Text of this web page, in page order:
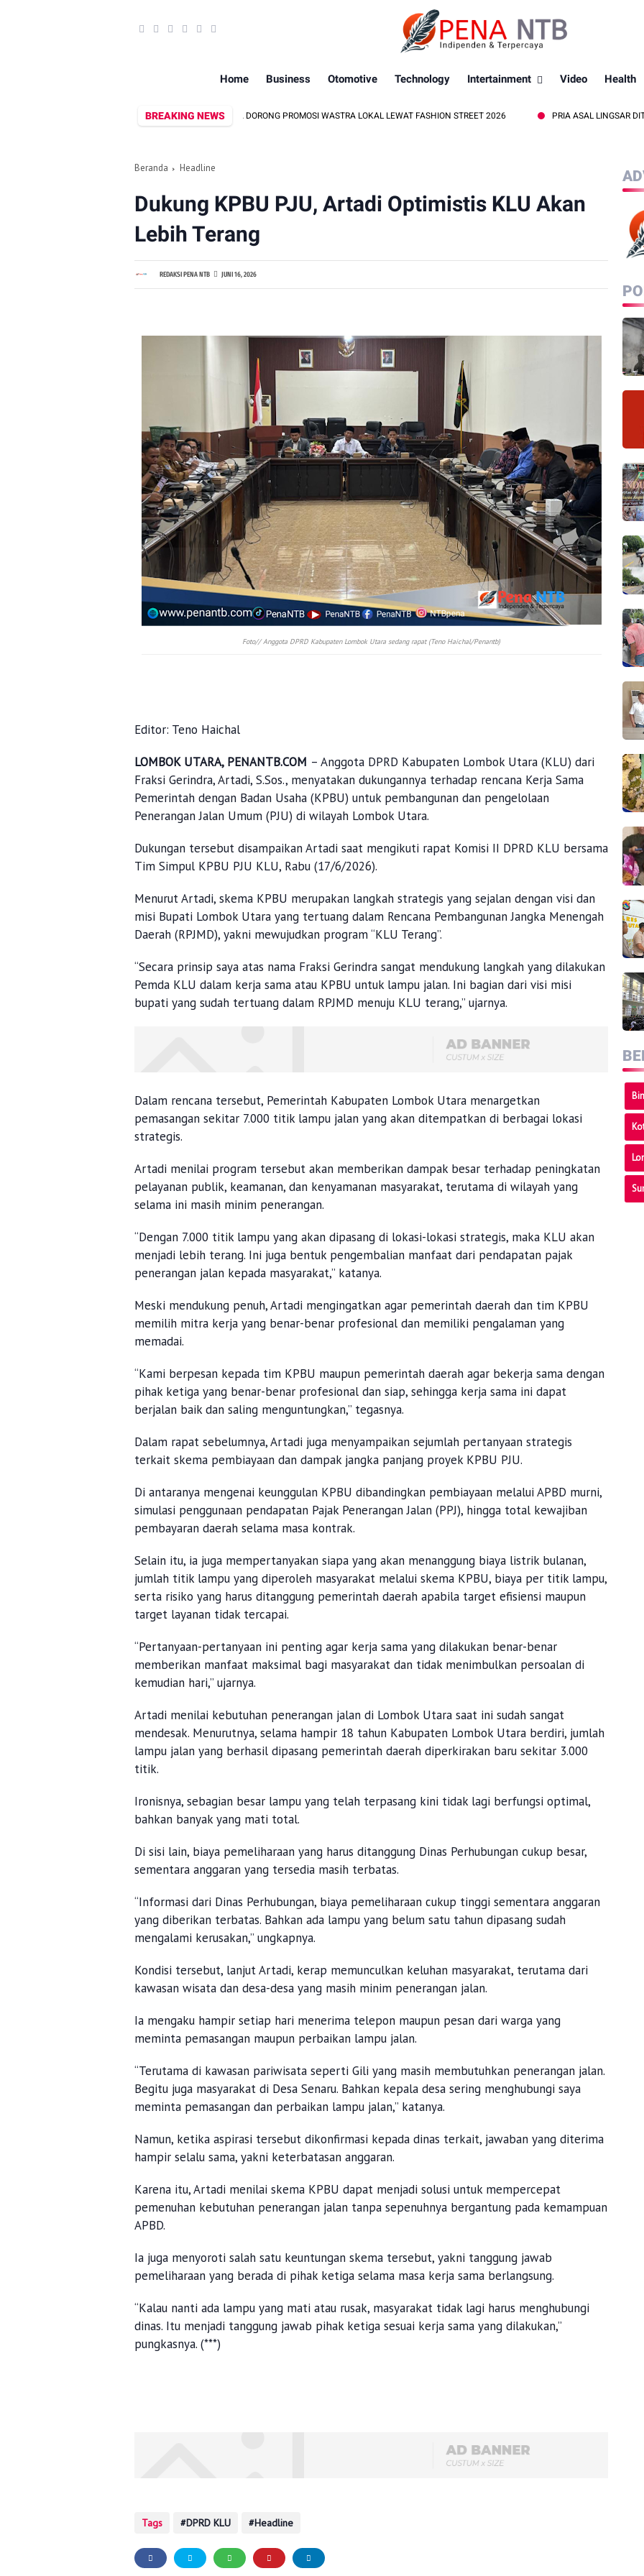
Home Business Otomotive Technology Intertainment Video Health
BREAKING NEWS
DEKRANASDA DAN DISPAR LOMBOK UTARA DORONG PROMOSI WASTRA LOKAL LEWAT FASHION STREET 2026 PRIA ASAL LINGSAR DITEMUKAN
Beranda Headline
Dukung KPBU PJU, Artadi Optimistis KLU Akan
Lebih Terang
REDAKSI PENA NTB JUNI 16, 2026
Foto// Anggota DPRD Kabupaten Lombok Utara sedang rapat (Teno Haichal/Penantb)
Editor: Teno Haichal
LOMBOK UTARA, PENANTB.COM – Anggota DPRD Kabupaten Lombok Utara (KLU) dari
Fraksi Gerindra, Artadi, S.Sos., menyatakan dukungannya terhadap rencana Kerja Sama
Pemerintah dengan Badan Usaha (KPBU) untuk pembangunan dan pengelolaan
Penerangan Jalan Umum (PJU) di wilayah Lombok Utara.
Dukungan tersebut disampaikan Artadi saat mengikuti rapat Komisi II DPRD KLU bersama
Tim Simpul KPBU PJU KLU, Rabu (17/6/2026).
Menurut Artadi, skema KPBU merupakan langkah strategis yang sejalan dengan visi dan
misi Bupati Lombok Utara yang tertuang dalam Rencana Pembangunan Jangka Menengah
Daerah (RPJMD), yakni mewujudkan program “KLU Terang”.
“Secara prinsip saya atas nama Fraksi Gerindra sangat mendukung langkah yang dilakukan
Pemda KLU dalam kerja sama atau KPBU untuk lampu jalan. Ini bagian dari visi misi
bupati yang sudah tertuang dalam RPJMD menuju KLU terang,” ujarnya.
Dalam rencana tersebut, Pemerintah Kabupaten Lombok Utara menargetkan
pemasangan sekitar 7.000 titik lampu jalan yang akan ditempatkan di berbagai lokasi
strategis.
Artadi menilai program tersebut akan memberikan dampak besar terhadap peningkatan
pelayanan publik, keamanan, dan kenyamanan masyarakat, terutama di wilayah yang
selama ini masih minim penerangan.
“Dengan 7.000 titik lampu yang akan dipasang di lokasi-lokasi strategis, maka KLU akan
menjadi lebih terang. Ini juga bentuk pengembalian manfaat dari pendapatan pajak
penerangan jalan kepada masyarakat,” katanya.
Meski mendukung penuh, Artadi mengingatkan agar pemerintah daerah dan tim KPBU
memilih mitra kerja yang benar-benar profesional dan memiliki pengalaman yang
memadai.
“Kami berpesan kepada tim KPBU maupun pemerintah daerah agar bekerja sama dengan
pihak ketiga yang benar-benar profesional dan siap, sehingga kerja sama ini dapat
berjalan baik dan saling menguntungkan,” tegasnya.
Dalam rapat sebelumnya, Artadi juga menyampaikan sejumlah pertanyaan strategis
terkait skema pembiayaan dan dampak jangka panjang proyek KPBU PJU.
Di antaranya mengenai keunggulan KPBU dibandingkan pembiayaan melalui APBD murni,
simulasi penggunaan pendapatan Pajak Penerangan Jalan (PPJ), hingga total kewajiban
pembayaran daerah selama masa kontrak.
Selain itu, ia juga mempertanyakan siapa yang akan menanggung biaya listrik bulanan,
jumlah titik lampu yang diperoleh masyarakat melalui skema KPBU, biaya per titik lampu,
serta risiko yang harus ditanggung pemerintah daerah apabila target efisiensi maupun
target layanan tidak tercapai.
“Pertanyaan-pertanyaan ini penting agar kerja sama yang dilakukan benar-benar
memberikan manfaat maksimal bagi masyarakat dan tidak menimbulkan persoalan di
kemudian hari,” ujarnya.
Artadi menilai kebutuhan penerangan jalan di Lombok Utara saat ini sudah sangat
mendesak. Menurutnya, selama hampir 18 tahun Kabupaten Lombok Utara berdiri, jumlah
lampu jalan yang berhasil dipasang pemerintah daerah diperkirakan baru sekitar 3.000
titik.
Ironisnya, sebagian besar lampu yang telah terpasang kini tidak lagi berfungsi optimal,
bahkan banyak yang mati total.
Di sisi lain, biaya pemeliharaan yang harus ditanggung Dinas Perhubungan cukup besar,
sementara anggaran yang tersedia masih terbatas.
“Informasi dari Dinas Perhubungan, biaya pemeliharaan cukup tinggi sementara anggaran
yang diberikan terbatas. Bahkan ada lampu yang belum satu tahun dipasang sudah
mengalami kerusakan,” ungkapnya.
Kondisi tersebut, lanjut Artadi, kerap memunculkan keluhan masyarakat, terutama dari
kawasan wisata dan desa-desa yang masih minim penerangan jalan.
Ia mengaku hampir setiap hari menerima telepon maupun pesan dari warga yang
meminta pemasangan maupun perbaikan lampu jalan.
“Terutama di kawasan pariwisata seperti Gili yang masih membutuhkan penerangan jalan.
Begitu juga masyarakat di Desa Senaru. Bahkan kepala desa sering menghubungi saya
meminta pemasangan dan perbaikan lampu jalan,” katanya.
Namun, ketika aspirasi tersebut dikonfirmasi kepada dinas terkait, jawaban yang diterima
hampir selalu sama, yakni keterbatasan anggaran.
Karena itu, Artadi menilai skema KPBU dapat menjadi solusi untuk mempercepat
pemenuhan kebutuhan penerangan jalan tanpa sepenuhnya bergantung pada kemampuan
APBD.
Ia juga menyoroti salah satu keuntungan skema tersebut, yakni tanggung jawab
pemeliharaan yang berada di pihak ketiga selama masa kerja sama berlangsung.
“Kalau nanti ada lampu yang mati atau rusak, masyarakat tidak lagi harus menghubungi
dinas. Itu menjadi tanggung jawab pihak ketiga sesuai kerja sama yang dilakukan,”
pungkasnya. (***)
Tags DPRD KLU Headline